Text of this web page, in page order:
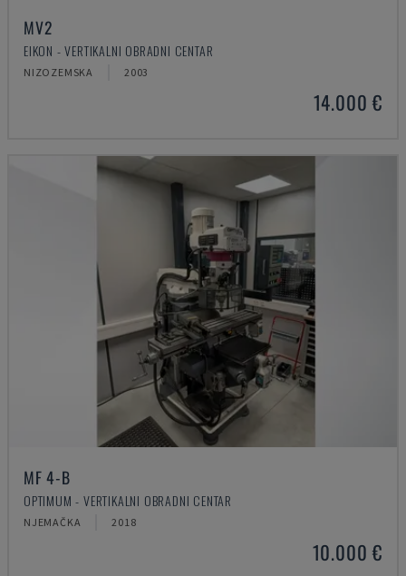
MV2
EIKON - VERTIKALNI OBRADNI CENTAR
NIZOZEMSKA 2003
14.000 €
MF 4-B
OPTIMUM - VERTIKALNI OBRADNI CENTAR
NJEMAČKA 2018
10.000 €